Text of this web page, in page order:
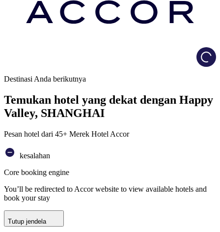
Destinasi Anda berikutnya
Temukan hotel yang dekat dengan Happy
Valley, SHANGHAI
Pesan hotel dari 45+ Merek Hotel Accor
kesalahan
Core booking engine
You’ll be redirected to Accor website to view available hotels and
book your stay
Tutup jendela